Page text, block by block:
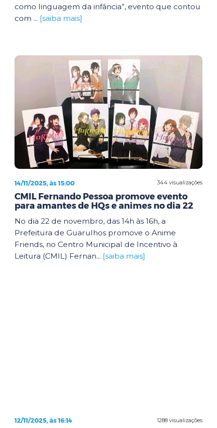
como linguagem da infância”, evento que contou
com ... [saiba mais]
344 visualizações
14/11/2025, às 15:00
CMIL Fernando Pessoa promove evento
para amantes de HQs e animes no dia 22
No dia 22 de novembro, das 14h às 16h, a
Prefeitura de Guarulhos promove o Anime
Friends, no Centro Municipal de Incentivo à
Leitura (CMIL) Fernan... [saiba mais]
1288 visualizações
12/11/2025, às 16:14